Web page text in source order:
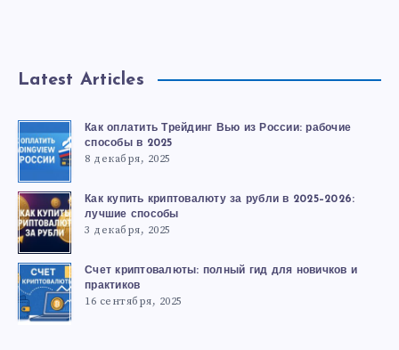
Latest Articles
Как оплатить Трейдинг Вью из России: рабочие
способы в 2025
8 декабря, 2025
Как купить криптовалюту за рубли в 2025–2026:
лучшие способы
3 декабря, 2025
Счет криптовалюты: полный гид для новичков и
практиков
16 сентября, 2025